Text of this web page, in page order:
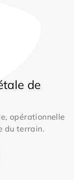
de
opérationnelle
du terrain.